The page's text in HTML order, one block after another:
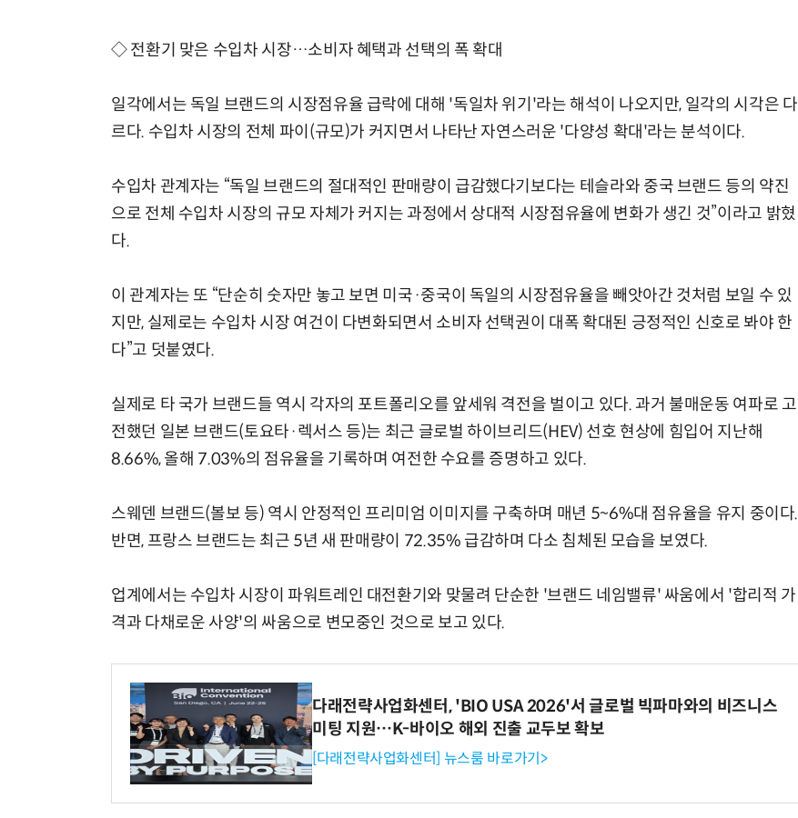
◇ 전환기 맞은 수입차 시장…소비자 혜택과 선택의 폭 확대
일각에서는 독일 브랜드의 시장점유율 급락에 대해 '독일차 위기'라는 해석이 나오지만, 일각의 시각은 다
르다. 수입차 시장의 전체 파이(규모)가 커지면서 나타난 자연스러운 '다양성 확대'라는 분석이다.
수입차 관계자는 “독일 브랜드의 절대적인 판매량이 급감했다기보다는 테슬라와 중국 브랜드 등의 약진
으로 전체 수입차 시장의 규모 자체가 커지는 과정에서 상대적 시장점유율에 변화가 생긴 것”이라고 밝혔
다.
이 관계자는 또 “단순히 숫자만 놓고 보면 미국·중국이 독일의 시장점유율을 빼앗아간 것처럼 보일 수 있
지만, 실제로는 수입차 시장 여건이 다변화되면서 소비자 선택권이 대폭 확대된 긍정적인 신호로 봐야 한
다”고 덧붙였다.
실제로 타 국가 브랜드들 역시 각자의 포트폴리오를 앞세워 격전을 벌이고 있다. 과거 불매운동 여파로 고
전했던 일본 브랜드(토요타·렉서스 등)는 최근 글로벌 하이브리드(HEV) 선호 현상에 힘입어 지난해
8.66%, 올해 7.03%의 점유율을 기록하며 여전한 수요를 증명하고 있다.
스웨덴 브랜드(볼보 등) 역시 안정적인 프리미엄 이미지를 구축하며 매년 5~6%대 점유율을 유지 중이다.
반면, 프랑스 브랜드는 최근 5년 새 판매량이 72.35% 급감하며 다소 침체된 모습을 보였다.
업계에서는 수입차 시장이 파워트레인 대전환기와 맞물려 단순한 '브랜드 네임밸류' 싸움에서 '합리적 가
격과 다채로운 사양'의 싸움으로 변모중인 것으로 보고 있다.
다래전략사업화센터, 'BIO USA 2026'서 글로벌 빅파마와의 비즈니스
미팅 지원…K-바이오 해외 진출 교두보 확보
[다래전략사업화센터] 뉴스룸 바로가기>